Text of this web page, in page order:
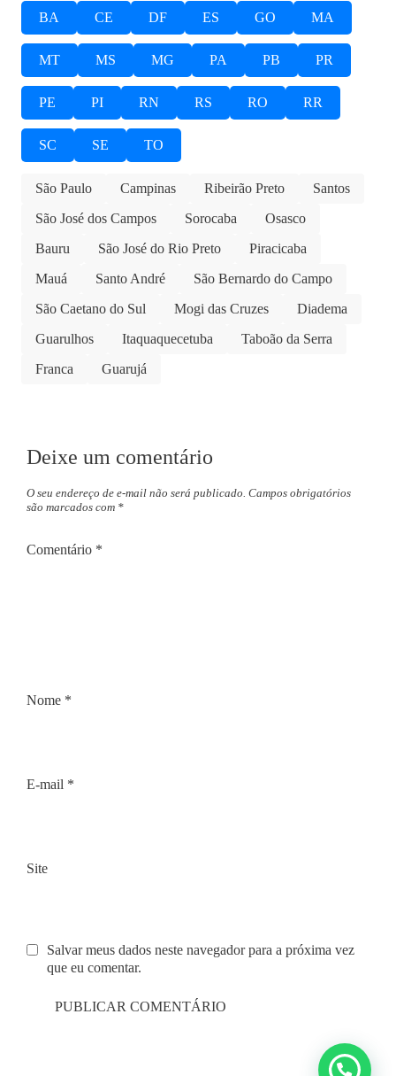
BA CE DF ES GO MA
MT MS MG PA PB PR
PE PI RN RS RO RR
SC SE TO
São Paulo Campinas Ribeirão Preto
Santos
São José dos Campos
Sorocaba
Osasco
Bauru
São José do Rio Preto
Piracicaba
Mauá
Santo André
São Bernardo do Campo
São Caetano do Sul
Mogi das Cruzes
Diadema
Guarulhos
Itaquaquecetuba
Taboão da Serra
Franca
Guarujá
Deixe um comentário
O seu endereço de e-mail não será publicado. Campos obrigatórios
são marcados com *
Comentário *
Nome *
E-mail *
Site
Salvar meus dados neste navegador para a próxima vez
que eu comentar.